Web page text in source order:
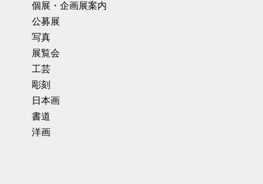
個展・企画展案内
公募展
写真
展覧会
工芸
彫刻
日本画
書道
洋画